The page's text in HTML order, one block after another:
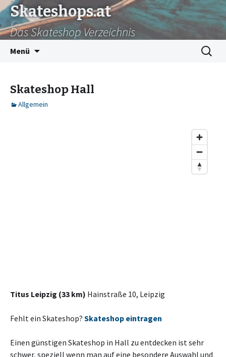
Skateshops.at
Das Skateshop Verzeichnis
Menü
Suchen
nach:
Skateshop Hall
Allgemein
Titus Leipzig (33 km) Hainstraße 10, Leipzig
Fehlt ein Skateshop? Skateshop eintragen
Einen günstigen Skateshop in Hall zu entdecken ist sehr
schwer, speziell wenn man auf eine besondere Auswahl und